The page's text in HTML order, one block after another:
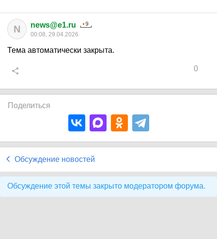
N news@e1.ru
00:08, 29.04.2026
Тема автоматически закрыта.
0
Поделиться
Обсуждение новостей
Обсуждение этой темы закрыто модератором форума.